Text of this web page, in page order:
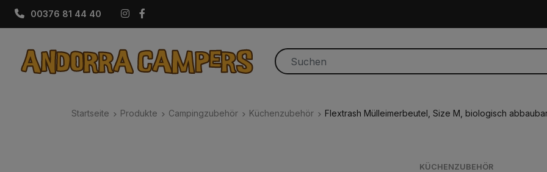
00376 81 44 40 Instagram
Startseite Produkte Campingzubehör Küchenzubehör Flextrash Mülleimerbeutel, Size M, biologisch
KÜCHENZUBEHÖR